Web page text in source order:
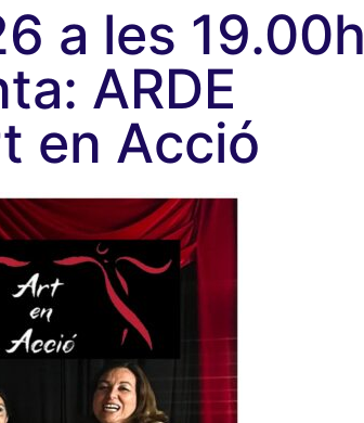
a les 19.00h
ARDE
en Acció